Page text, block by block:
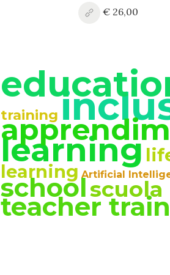
€ 26,00
training
learning
learning Artificial
schoolscuola
teacher